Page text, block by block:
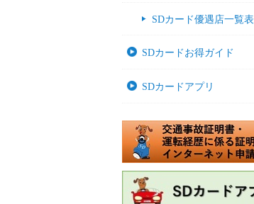
SDカード優遇店一覧表
SDカードお得ガイド
SDカードアプリ